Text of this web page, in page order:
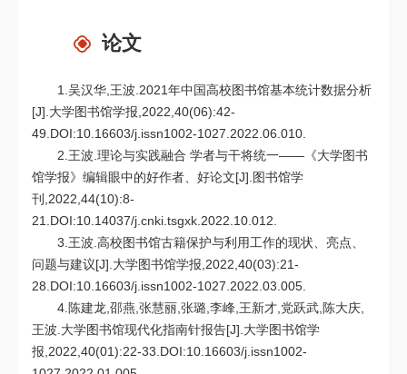
论文
1.吴汉华,王波.2021年中国高校图书馆基本统计数据分析
[J].大学图书馆学报,2022,40(06):42-
49.DOI:10.16603/j.issn1002-1027.2022.06.010.
2.王波.理论与实践融合 学者与干将统一——《大学图书
馆学报》编辑眼中的好作者、好论文[J].图书馆学
刊,2022,44(10):8-
21.DOI:10.14037/j.cnki.tsgxk.2022.10.012.
3.王波.高校图书馆古籍保护与利用工作的现状、亮点、
问题与建议[J].大学图书馆学报,2022,40(03):21-
28.DOI:10.16603/j.issn1002-1027.2022.03.005.
4.陈建龙,邵燕,张慧丽,张璐,李峰,王新才,党跃武,陈大庆,
王波.大学图书馆现代化指南针报告[J].大学图书馆学
报,2022,40(01):22-33.DOI:10.16603/j.issn1002-